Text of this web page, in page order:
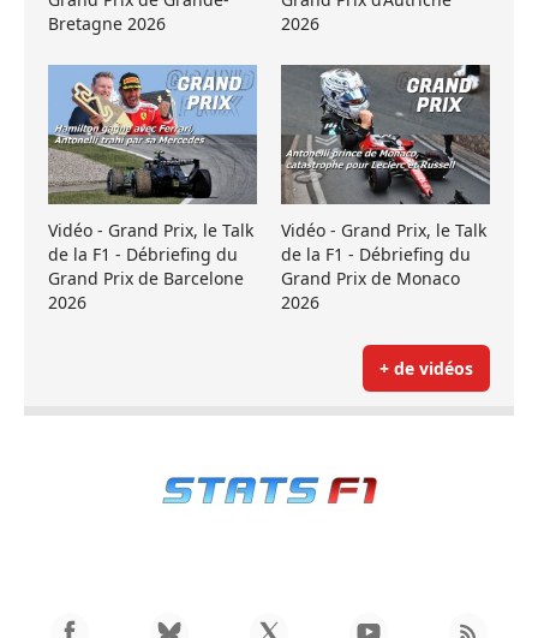
Bretagne 2026
2026
Vidéo - Grand Prix, le Talk
de la F1 - Débriefing du
Grand Prix de Barcelone
2026
Vidéo - Grand Prix, le Talk
de la F1 - Débriefing du
Grand Prix de Monaco
2026
+ de vidéos